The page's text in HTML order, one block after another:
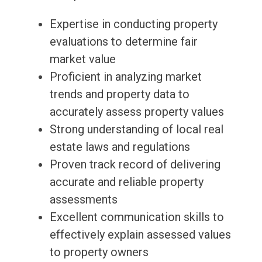
Expertise in conducting property
evaluations to determine fair
market value
Proficient in analyzing market
trends and property data to
accurately assess property values
Strong understanding of local real
estate laws and regulations
Proven track record of delivering
accurate and reliable property
assessments
Excellent communication skills to
effectively explain assessed values
to property owners